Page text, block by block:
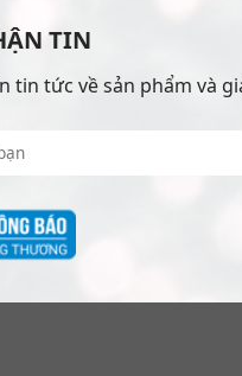
TIN
tin tức về sản phẩm và